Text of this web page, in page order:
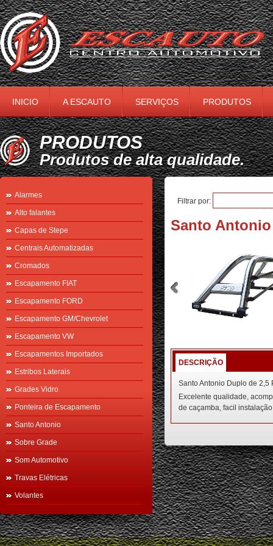
INICIO A ESCAUTO SERVIÇOS PRODUTOS
PRODUTOS
Produtos de alta qualidade.
Alarmes
Alto falantes
Capas de Stepe
Centrais Automatizadas
Cromados
Escapamento FIAT
Escapamento FORD
Escapamento GM/Chevrolet
Escapamento VW
Escapamentos Importados
Estribos Laterais
Grades Vidro
Ponteira de Escapamento
Santo Antonio
Sobre Grade
Som Automotivo
Travas Elétricas
Volantes
Filtrar por:
Santo Antonio
DESCRIÇÃO
Santo Antonio Duplo de 2,5
Excelente qualidade,
de caçamba, facil